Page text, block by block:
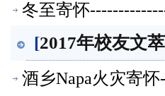
冬至寄怀
[2017年校友文萃
酒乡Napa火灾寄